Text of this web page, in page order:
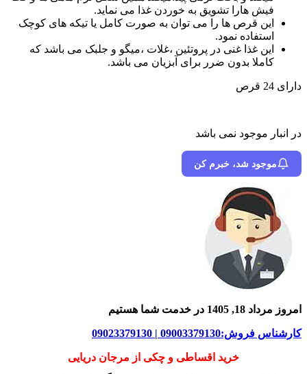
فیش هارا تشویق به خوردن غذا می نماید.
این قرص ها را می توان به صورت کامل یا تیکه های کوچک
استفاده نمود.
این غذا غنی در پروتئین ،غلات ،میگو و جلبک می باشد که
کاملا بدون ضرر برای آبزیان می باشد.
دارای 24 قرص
در انبار موجود نمی باشد
موجود شد، خبرم کن
امروز مرداد 18, 1405 در خدمت شما هستیم
کارشناس فروش:09003379130 | 09023379130
خرید اقساطی و چکی از مرجان دریایی